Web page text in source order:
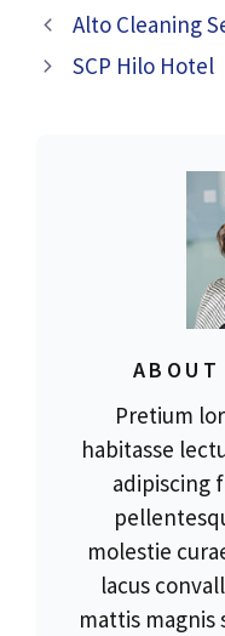
Alto Cleaning
SCP Hilo Hotel
Pretium
habitasse
adipiscing
molestie
lacus
mattis magnis